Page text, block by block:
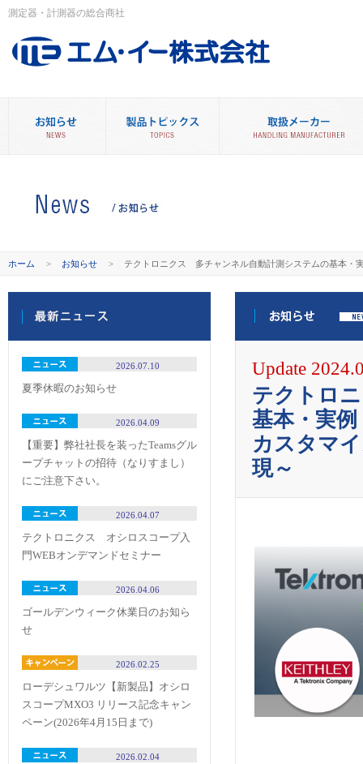
測定器・計測器の総合商社
ホーム > お知らせ > テクトロニクス 多チャンネル自動計測システムの
2026.07.10
夏季休暇のお知らせ
2026.04.09
【重要】弊社社長を装ったTeamsグル
ープチャットの招待（なりすまし）
にご注意下さい。
2026.04.07
テクトロニクス オシロスコープ入
門WEBオンデマンドセミナー
2026.04.06
ゴールデンウィーク休業日のお知ら
せ
2026.02.25
ローデシュワルツ【新製品】オシロ
スコープMXO3 リリース記念キャン
ペーン(2026年4月15日まで)
2026.02.04
Update
テクトロ
基本・
カスタマ
現～​